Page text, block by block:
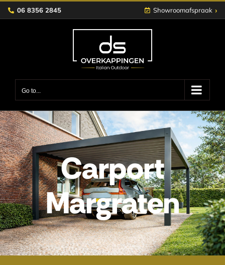
Skip
to
06 8356 2845 Showroomafspraak ›
Go to...
Carport
Margraten